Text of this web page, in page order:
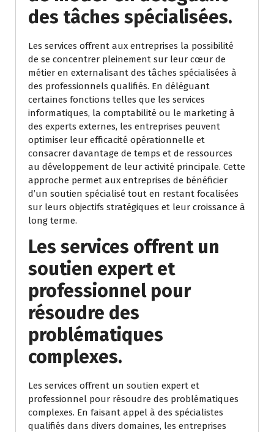
des tâches spécialisées.
Les services offrent aux entreprises la possibilité
de se concentrer pleinement sur leur cœur de
métier en externalisant des tâches spécialisées à
des professionnels qualifiés. En déléguant
certaines fonctions telles que les services
informatiques, la comptabilité ou le marketing à
des experts externes, les entreprises peuvent
optimiser leur efficacité opérationnelle et
consacrer davantage de temps et de ressources
au développement de leur activité principale. Cette
approche permet aux entreprises de bénéficier
d’un soutien spécialisé tout en restant focalisées
sur leurs objectifs stratégiques et leur croissance à
long terme.
Les services offrent un
soutien expert et
professionnel pour
résoudre des
problématiques
complexes.
Les services offrent un soutien expert et
professionnel pour résoudre des problématiques
complexes. En faisant appel à des spécialistes
qualifiés dans divers domaines, les entreprises